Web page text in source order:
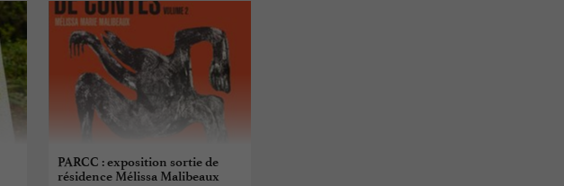
PARCC : exposition sortie de
résidence Mélissa Malibeaux